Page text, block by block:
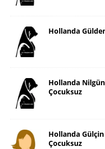
Hollanda
Hollanda Nilgün
Çocuksuz
Hollanda Gülçin
Çocuksuz